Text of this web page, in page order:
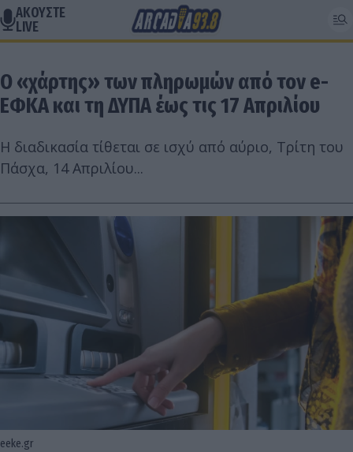
ΑΚΟΥΣΤΕ
LIVE
Ο «χάρτης» των πληρωμών από τον e-
ΕΦΚΑ και τη ΔΥΠΑ έως τις 17 Απριλίου
Η διαδικασία τίθεται σε ισχύ από αύριο, Τρίτη του
Πάσχα, 14 Απριλίου...
eeke.gr